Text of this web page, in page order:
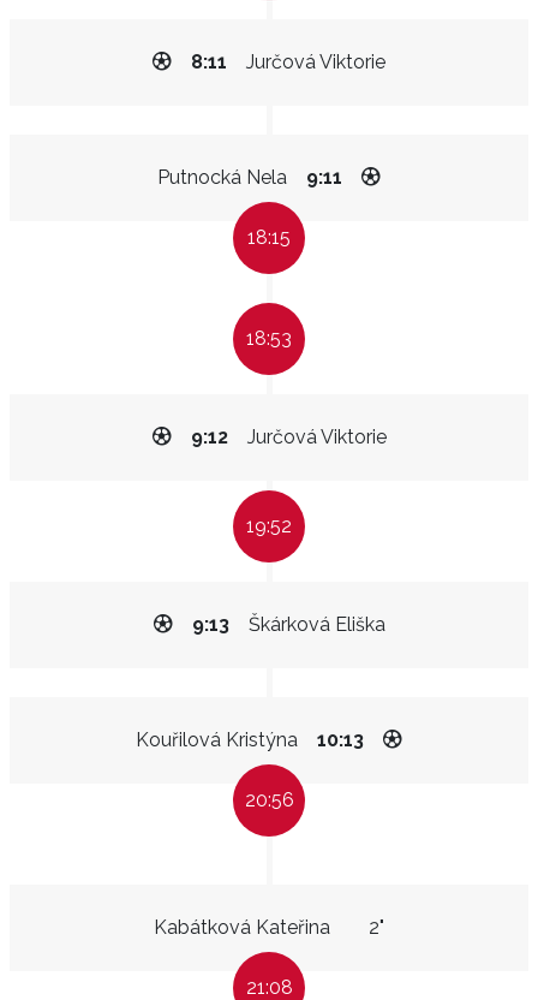
Jurčová Viktorie
8:11
Putnocká Nela 9:11
18:15
18:53
Jurčová Viktorie
9:12
19:52
Škárková Eliška
9:13
Kouřilová Kristýna 10:13
20:56
Kabátková Kateřina 2"
21:08